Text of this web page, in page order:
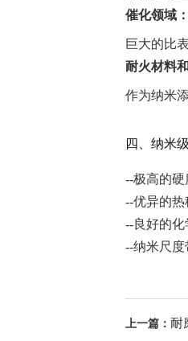
催化领域
巨大的比
耐火材料
作为纳米
四、纳米
--极高的
--优异的
--良好的
--纳米尺
上一篇： 耐